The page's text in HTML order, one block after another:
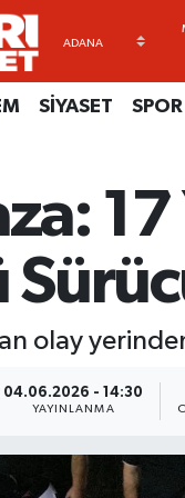
SİYASET SPOR
olay
04.06.2026 - 14:30
YAYINLANMA